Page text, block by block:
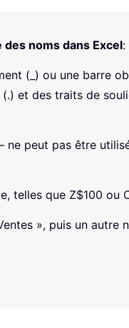
noms dans Excel:
(_) ou une barre
et des traits de
peut pas être
telles que Z$100 ou
», puis un autre